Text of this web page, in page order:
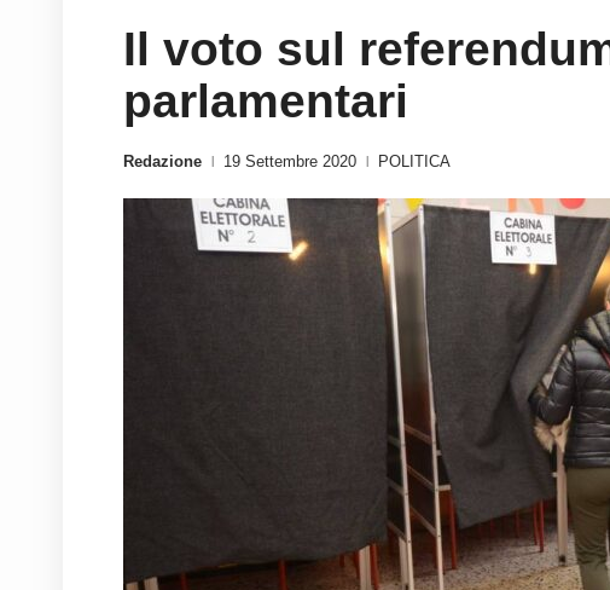
Il voto sul
parlamentari
Redazione 19 Settembre 2020 POLITICA